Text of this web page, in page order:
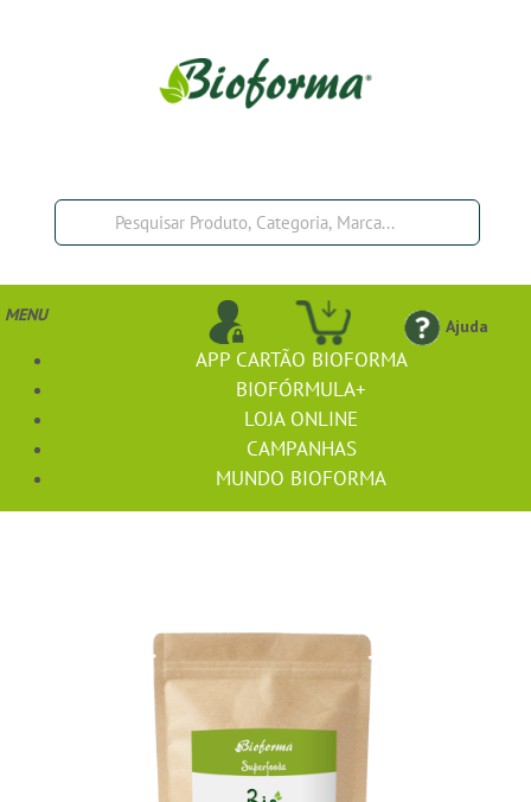
Ajuda
MENU
APP CARTÃO BIOFORMA
BIOFÓRMULA+
LOJA ONLINE
CAMPANHAS
MUNDO BIOFORMA